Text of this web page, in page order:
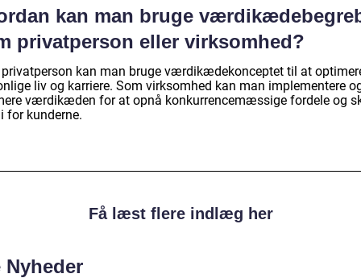
kan man bruge
privatperson eller virksomhed?
kan man bruge værdikædekonceptet til at
liv og karriere. Som virksomhed kan man implementere
værdikæden for at opnå konkurrencemæssige fordele og
for kunderne.
Få læst flere indlæg her
Nyheder